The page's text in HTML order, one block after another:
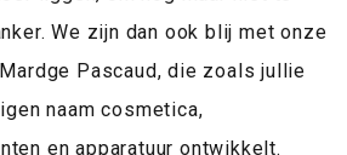
We zijn dan ook blij met onze
Pascaud, die zoals jullie
naam cosmetica,
en apparatuur ontwikkelt.